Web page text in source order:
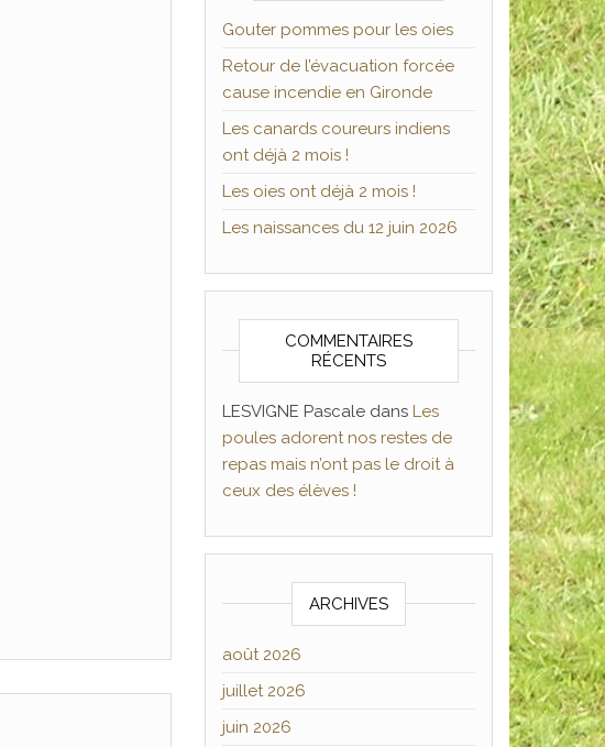
Gouter pommes pour les oies
Retour de l’évacuation forcée
cause incendie en Gironde
Les canards coureurs indiens
ont déjà 2 mois !
Les oies ont déjà 2 mois !
Les naissances du 12 juin 2026
COMMENTAIRES
RÉCENTS
LESVIGNE Pascaledans Les
poules adorent nos restes de
repas mais n’ont pas le droit à
ceux des élèves !
ARCHIVES
août 2026
juillet 2026
juin 2026